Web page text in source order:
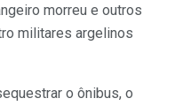
morreu e outros
militares argelinos
o ônibus, o